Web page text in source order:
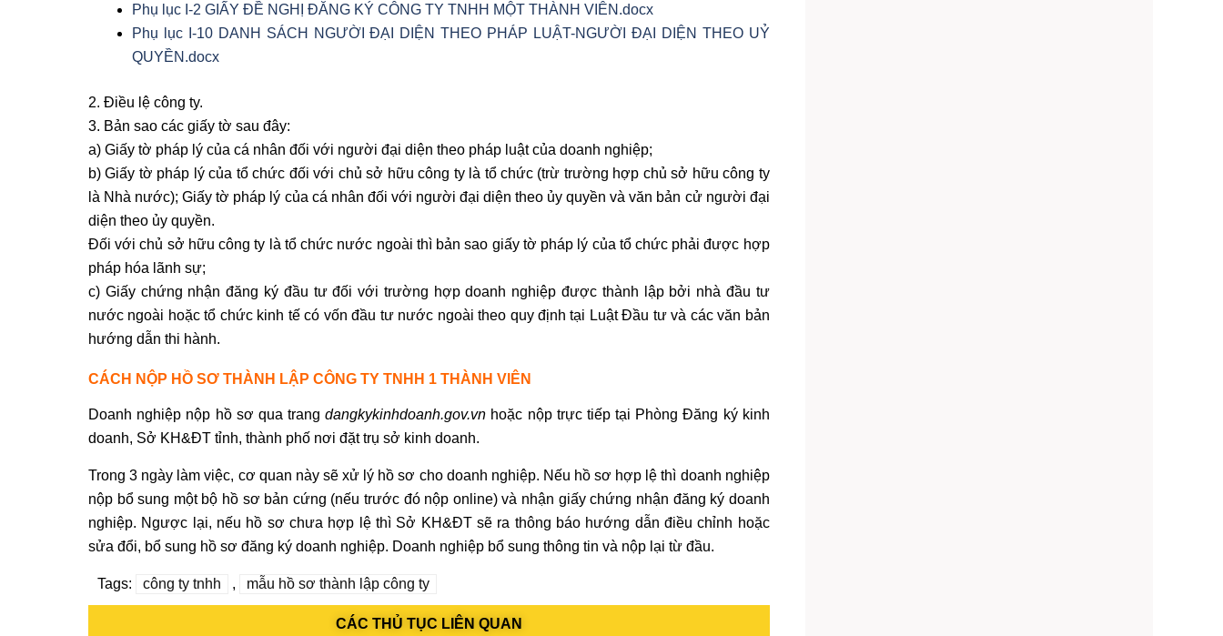
Phụ lục I-2 GIẤY ĐỀ NGHỊ ĐĂNG KÝ CÔNG TY TNHH MỘT THÀNH VIÊN.docx
Phụ lục I-10 DANH SÁCH NGƯỜI ĐẠI DIỆN THEO PHÁP LUẬT-NGƯỜI ĐẠI DIỆN THEO UỶ
QUYỀN.docx
2. Điều lệ công ty.
3. Bản sao các giấy tờ sau đây:
a) Giấy tờ pháp lý của cá nhân đối với người đại diện theo pháp luật của doanh nghiệp;
b) Giấy tờ pháp lý của tổ chức đối với chủ sở hữu công ty là tổ chức (trừ trường hợp chủ sở hữu công ty
là Nhà nước); Giấy tờ pháp lý của cá nhân đối với người đại diện theo ủy quyền và văn bản cử người đại
diện theo ủy quyền.
Đối với chủ sở hữu công ty là tổ chức nước ngoài thì bản sao giấy tờ pháp lý của tổ chức phải được hợp
pháp hóa lãnh sự;
c) Giấy chứng nhận đăng ký đầu tư đối với trường hợp doanh nghiệp được thành lập bởi nhà đầu tư
nước ngoài hoặc tổ chức kinh tế có vốn đầu tư nước ngoài theo quy định tại Luật Đầu tư và các văn bản
hướng dẫn thi hành.
CÁCH NỘP HỒ SƠ THÀNH LẬP CÔNG TY TNHH 1 THÀNH VIÊN
Doanh nghiệp nộp hồ sơ qua trangdangkykinhdoanh.gov.vn hoặc nộp trực tiếp tại Phòng Đăng ký kinh
doanh, Sở KH&ĐT tỉnh, thành phố nơi đặt trụ sở kinh doanh.
Trong 3 ngày làm việc, cơ quan này sẽ xử lý hồ sơ cho doanh nghiệp. Nếu hồ sơ hợp lệ thì doanh nghiệp
nộp bổ sung một bộ hồ sơ bản cứng (nếu trước đó nộp online) và nhận giấy chứng nhận đăng ký doanh
nghiệp. Ngược lại, nếu hồ sơ chưa hợp lệ thì Sở KH&ĐT sẽ ra thông báo hướng dẫn điều chỉnh hoặc
sửa đổi, bổ sung hồ sơ đăng ký doanh nghiệp. Doanh nghiệp bổ sung thông tin và nộp lại từ đầu.
Tags: công ty tnhh , mẫu hồ sơ thành lập công ty
CÁC THỦ TỤC LIÊN QUAN